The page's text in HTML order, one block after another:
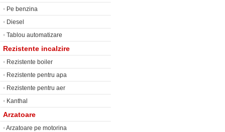
• Pe benzina
• Diesel
• Tablou automatizare
Rezistente incalzire
• Rezistente boiler
• Rezistente pentru apa
• Rezistente pentru aer
• Kanthal
Arzatoare
•Arzatoare pe motorina